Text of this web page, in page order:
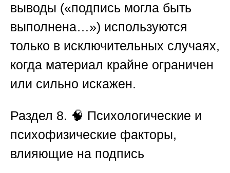
выводы («подпись могла быть
выполнена…») используются
только в исключительных случаях,
когда материал крайне ограничен
или сильно искажен.
Раздел 8. 🧠 Психологические и
психофизические факторы,
влияющие на подпись